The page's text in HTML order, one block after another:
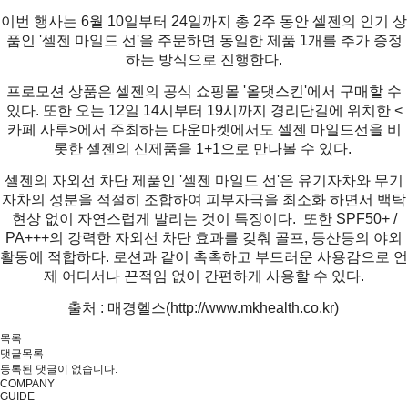
이번 행사는 6월 10일부터 24일까지 총 2주 동안 셀젠의 인기 상
품인 '셀젠 마일드 선'을 주문하면 동일한 제품 1개를 추가 증정
하는 방식으로 진행한다.
프로모션 상품은 셀젠의 공식 쇼핑몰 '올댓스킨'에서 구매할 수
있다. 또한 오는 12일 14시부터 19시까지 경리단길에 위치한 <
카페 사루>에서 주최하는 다운마켓에서도 셀젠 마일드선을 비
롯한 셀젠의 신제품을 1+1으로 만나볼 수 있다.
셀젠의 자외선 차단 제품인 '셀젠 마일드 선'은 유기자차와 무기
자차의 성분을 적절히 조합하여 피부자극을 최소화 하면서 백탁
현상 없이 자연스럽게 발리는 것이 특징이다. 또한 SPF50+ /
PA+++의 강력한 자외선 차단 효과를 갖춰 골프, 등산등의 야외
활동에 적합하다. 로션과 같이 촉촉하고 부드러운 사용감으로 언
제 어디서나 끈적임 없이 간편하게 사용할 수 있다.
출처 : 매경헬스(http://www.mkhealth.co.kr)
목록
댓글목록
등록된 댓글이 없습니다.
COMPANY
GUIDE